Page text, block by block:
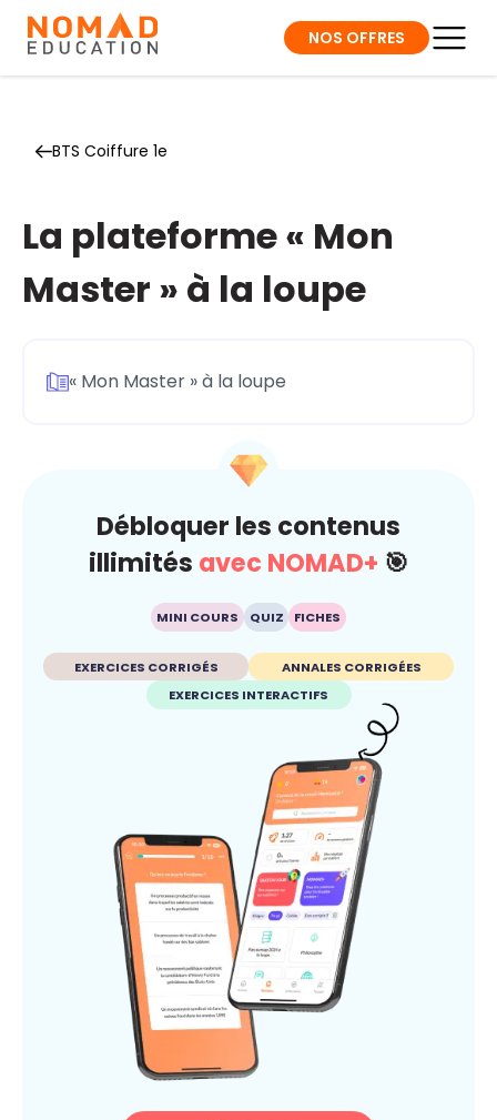
NOS OFFRES
BTS Coiffure 1e
La plateforme « Mon
Master » à la loupe
« Mon Master » à la loupe
Débloquer les contenus
illimités avec NOMAD+ 🎯
MINI COURS QUIZ FICHES
EXERCICES CORRIGÉS
ANNALES CORRIGÉES
EXERCICES INTERACTIFS